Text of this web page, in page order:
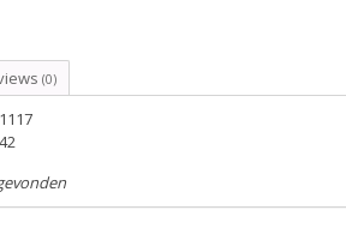
(0)
1117
42